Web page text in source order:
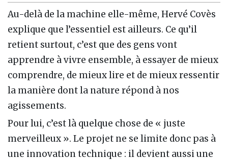
Au-delà de la machine elle-même, Hervé Covès
explique que l’essentiel est ailleurs. Ce qu’il
retient surtout, c’est que des gens vont
apprendre à vivre ensemble, à essayer de mieux
comprendre, de mieux lire et de mieux ressentir
la manière dont la nature répond à nos
agissements.
Pour lui, c’est là quelque chose de « juste
merveilleux ». Le projet ne se limite donc pas à
une innovation technique : il devient aussi une